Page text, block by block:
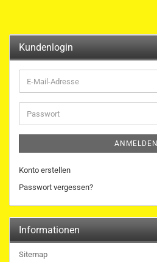
Kundenlogin
E-
Mail-
Adresse
Passwort
ANMELDEN
Konto erstellen
Passwort vergessen?
Informationen
Sitemap